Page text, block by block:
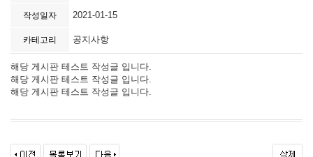
작성일자 2021-01-15
카테고리 공지사항
해당 게시판 테스트 작성글 입니다.
해당 게시판 테스트 작성글 입니다.
해당 게시판 테스트 작성글 입니다.